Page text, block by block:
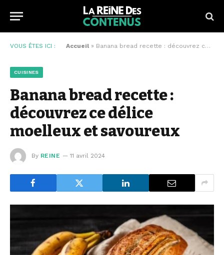
VOUS ÊTES ICI : Accueil » Banana bread recette : découvrez ce délice moelleux et savoureux
CUISINES
Banana bread recette :
découvrez ce délice
moelleux et savoureux
By REINE 11 avril 2024